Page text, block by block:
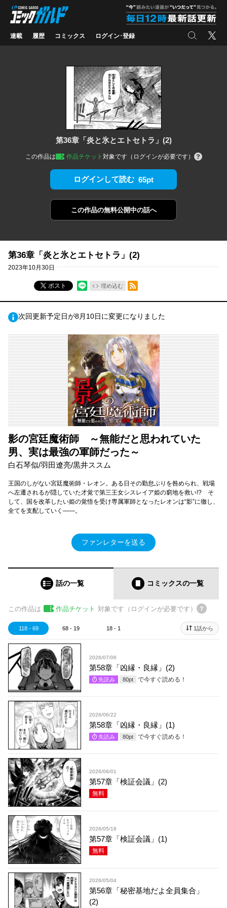
コミックガルド
連載 履歴 コミックス ログイン･登録 検索 X
第36章「炎と氷とエトセトラ」(2)
この作品は 作品チケット 対象です（ログインが必要です）
ログインして読む 65pt
この作品の無料公開中の話へ
第36章「炎と氷とエトセトラ」(2)
2023年10月30日
ポスト 埋め込む
RSSフィード
次回更新予定日が8月10日に変更になりました
影の宮廷魔術師 ～無能だと思われていた
男、実は最強の軍師だった～
白石琴似/羽田遼亮/黒井ススム
王国のしがない宮廷魔術師・レオン。ある日その勤怠ぶりを咎められ、戦場
へ左遷されるが隠していた才覚で第三王女シスレイア姫の窮地を救い!? そ
して、国を改革したい姫の覚悟を受け専属軍師となったレオンは“影”に徹し、
全てを支配していく――。
ファンレターを送る
話の一覧 コミックスの一覧
この作品は 作品チケット 対象です（ログインが必要です）
118 - 69 68 - 19 18 - 1 1話から
2026/07/06
第58章「凶縁・良縁」(2)
先読み 80pt で今すぐ読める！
2026/06/22
第58章「凶縁・良縁」(1)
先読み 80pt で今すぐ読める！
2026/06/01
第57章「検証会議」(2)
無料
2026/05/18
第57章「検証会議」(1)
無料
2026/05/04
第56章「秘密基地だよ全員集合」
(2)